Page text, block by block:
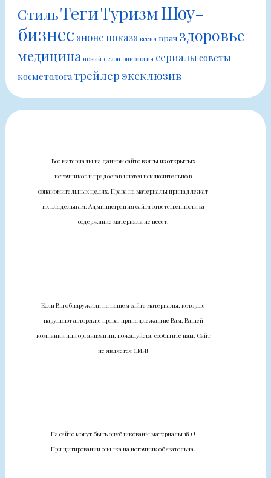
СтильТегиТуризмШоу-
бизнес анонс показа весна врач здоровье
медицина новый сезон онкология сериалы советы
косметологатрейлер эксклюзив
Все материалы на данном сайте взяты из открытых
источников и предоставляются исключительно в
ознакомительных целях. Права на материалы принадлежат
их владельцам. Администрация сайта ответственности за
содержание материала не несет.
Если Вы обнаружили на нашем сайте материалы, которые
нарушают авторские права, принадлежащие Вам, Вашей
компании или организации, пожалуйста, сообщите нам. Сайт
не является СМИ!
На сайте могут быть опубликованы материалы 18+!
При цитировании ссылка на источник обязательна.